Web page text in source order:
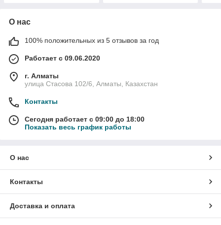
О нас
100% положительных из 5 отзывов за год
Работает с 09.06.2020
г. Алматы
улица Стасова 102/6, Алматы, Казахстан
Контакты
Сегодня работает с 09:00 до 18:00
Показать весь график работы
О нас
Контакты
Доставка и оплата